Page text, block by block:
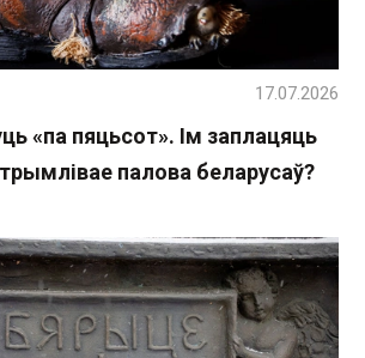
«па пяцьсот». Ім заплацяць
палова беларусаў?
17.07.2026